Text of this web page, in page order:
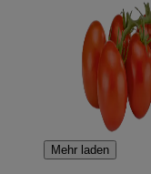
Mehr laden